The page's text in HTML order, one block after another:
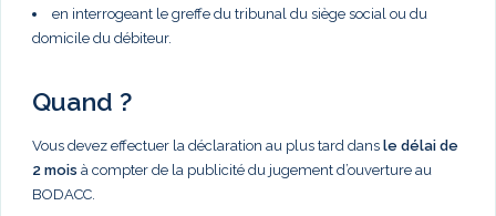
en interrogeant le greffe du tribunal du siège social ou du
domicile du débiteur.
Quand ?
Vous devez effectuer la déclaration au plus tard dans le délai de
2 mois à compter de la publicité du jugement d’ouverture au
BODACC.